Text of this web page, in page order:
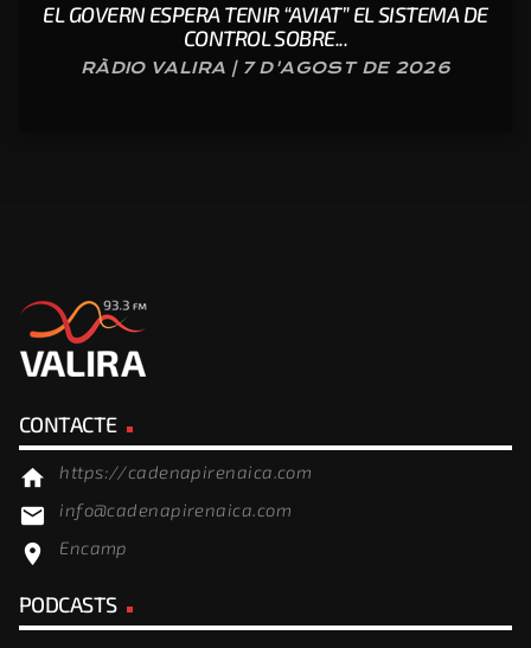
EL GOVERN ESPERA TENIR “AVIAT” EL SISTEMA DE
CONTROL SOBRE...
RÀDIO VALIRA | 7 D'AGOST DE 2026
CONTACTE
home https://cadenapirenaica.com
email info@cadenapirenaica.com
location_on Encamp
PODCASTS